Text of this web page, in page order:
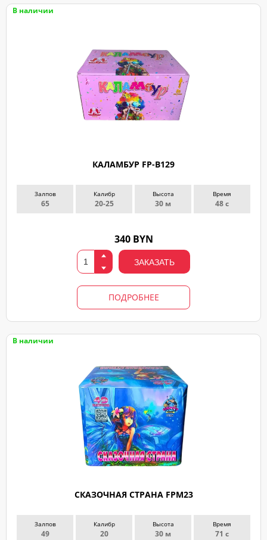
В наличии
КАЛАМБУР FP-B129
Залпов
65
Калибр
20-25
Высота
30 м
Время
48 с
340 BYN
ЗАКАЗАТЬ
ПОДРОБНЕЕ
В наличии
СКАЗОЧНАЯ СТРАНА FPM23
Залпов
49
Калибр
20
Высота
30 м
Время
71 с